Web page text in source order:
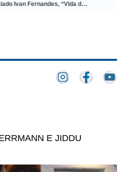
Fernandes, “Vida de
E JIDDU